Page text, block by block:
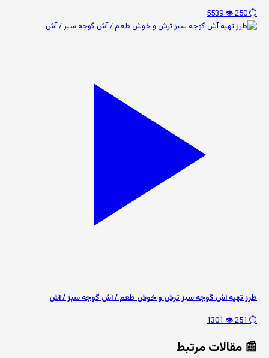
⏱️ 250
👁️ 5539
طرز تهیه آش گوجه سبز ترش و خوش طعم / آش گوجه سبز / آش
⏱️ 251
👁️ 1301
📰 مقالات مرتبط